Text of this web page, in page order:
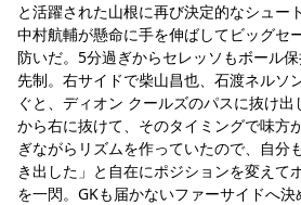
と活躍された山根に再び決定的なシュー
中村航輔が懸命に手を伸ばしてビッグセ
防いだ。5分過ぎからセレッソもボール
先制。右サイドで柴山昌也、石渡ネルソ
ぐと、ディオン クールズのパスに抜け
から右に抜けて、そのタイミングで味方
ぎながらリズムを作っていたので、自分
き出した」と自在にポジションを変えて
を一閃。GKも届かないファーサイドへ